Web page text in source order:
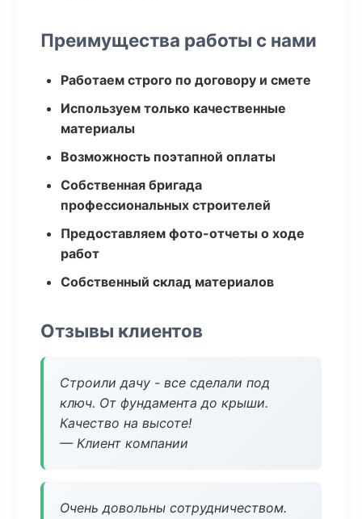
Преимущества работы с нами
Работаем строго по договору и смете
Используем только качественные
материалы
Возможность поэтапной оплаты
Собственная бригада
профессиональных строителей
Предоставляем фото-отчеты о ходе
работ
Собственный склад материалов
Отзывы клиентов
Строили дачу - все сделали под
ключ. От фундамента до крыши.
Качество на высоте!
— Клиент компании
Очень довольны сотрудничеством.